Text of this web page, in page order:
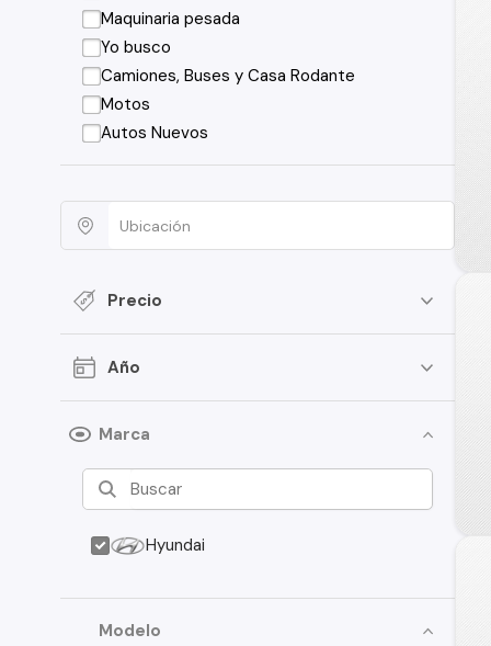
Maquinaria pesada
Yo busco
Camiones, Buses y Casa Rodante
Motos
Autos Nuevos
Precio
Año
Marca
Hyundai
Modelo